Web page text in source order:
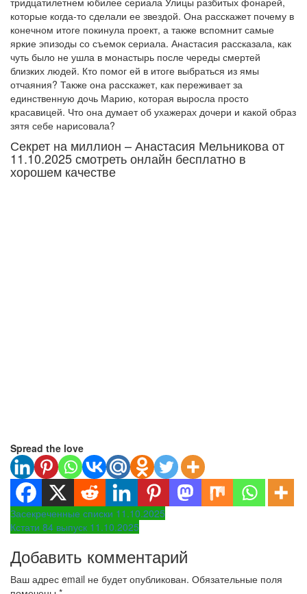
которые когда-то сделали ее звездой. Она расскажет почему в
конечном итоге покинула проект, а также вспомнит самые
яркие эпизоды со съемок сериала. Анастасия рассказала, как
чуть было не ушла в монастырь после череды смертей
близких людей. Кто помог ей в итоге выбраться из ямы
отчаяния? Также она расскажет, как переживает за
единственную дочь Марию, которая выросла просто
красавицей. Что она думает об ухажерах дочери и какой образ
зятя себе нарисовала?
Секрет на миллион – Анастасия Мельникова от
11.10.2025 смотреть онлайн бесплатно в
хорошем качестве
Spread the love
Навигация
по
записям
Засекреченные списки 11.10.2025
Кстати 84 выпуск 11.10.2025
Добавить комментарий
Ваш адрес email не будет опубликован. Обязательные поля